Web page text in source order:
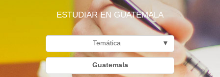
ESTUDIAR EN GUATEMALA
Temática ▼
Guatemala